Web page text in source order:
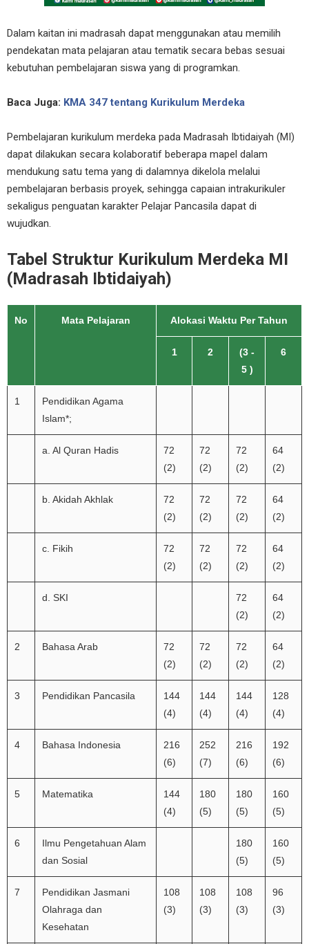
Dalam kaitan ini madrasah dapat menggunakan atau memilih
pendekatan mata pelajaran atau tematik secara bebas sesuai
kebutuhan pembelajaran siswa yang di programkan.
Baca Juga: KMA 347 tentang Kurikulum Merdeka
Pembelajaran kurikulum merdeka pada Madrasah Ibtidaiyah (MI)
dapat dilakukan secara kolaboratif beberapa mapel dalam
mendukung satu tema yang di dalamnya dikelola melalui
pembelajaran berbasis proyek, sehingga capaian intrakurikuler
sekaligus penguatan karakter Pelajar Pancasila dapat di
wujudkan.
Tabel Struktur Kurikulum Merdeka MI
(Madrasah Ibtidaiyah)
No Mata Pelajaran Alokasi Waktu Per Tahun
1 2
(3 -
5 )
6
1
Pendidikan Agama
Islam*;
a. Al Quran Hadis
72
(2)
72
(2)
72
(2)
64
(2)
b. Akidah Akhlak
72
(2)
72
(2)
72
(2)
64
(2)
c. Fikih
72
(2)
72
(2)
72
(2)
64
(2)
d. SKI
72
(2)
64
(2)
2 Bahasa Arab
72
(2)
72
(2)
72
(2)
64
(2)
3 Pendidikan Pancasila
144
(4)
144
(4)
144
(4)
128
(4)
4 Bahasa Indonesia
216
(6)
252
(7)
216
(6)
192
(6)
5 Matematika
144
(4)
180
(5)
180
(5)
160
(5)
6
Ilmu Pengetahuan Alam
dan Sosial
180
(5)
160
(5)
7
Pendidikan Jasmani
Olahraga dan
Kesehatan
108
(3)
108
(3)
108
(3)
96
(3)